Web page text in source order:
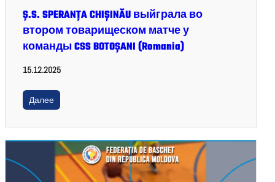
Ș.S. SPERANȚA CHIȘINĂU выйграла во
втором товарищеском матче у
команды CSS BOTOȘANI (Romania)
15.12.2025
Далее